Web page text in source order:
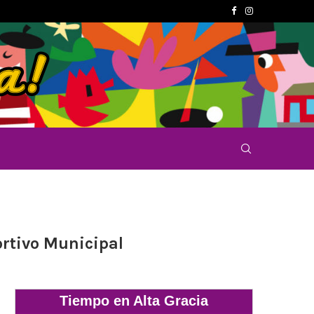
Municipal
Tiempo en Alta Gracia